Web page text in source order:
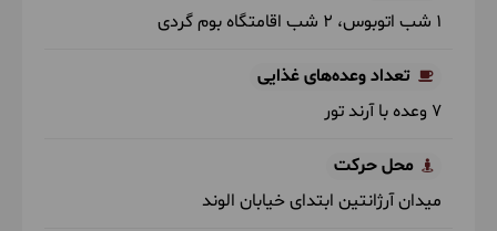
1 شب اتوبوس
2 شب اقامتگاه بوم گردی
تعداد وعده‌های غذایی
7 وعده با آرند تور
محل حرکت
میدان آرژانتین ابتدای خیابان الوند